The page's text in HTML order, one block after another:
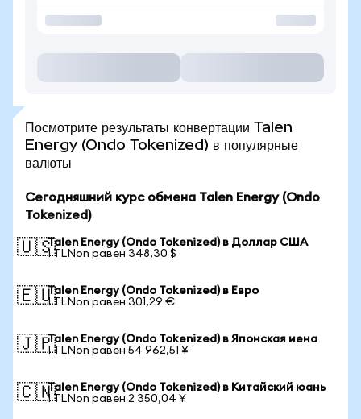
Посмотрите результаты конвертации Talen
Energy (Ondo Tokenized) в популярные
валюты
Сегодняшний курс обмена Talen Energy (Ondo
Tokenized)
🇺🇸Talen Energy (Ondo Tokenized) в Доллар США
1 TLNon равен 348,30 $
🇪🇺Talen Energy (Ondo Tokenized) в Евро
1 TLNon равен 301,29 €
🇯🇵Talen Energy (Ondo Tokenized) в Японская иена
1 TLNon равен 54 962,51 ¥
🇨🇳Talen Energy (Ondo Tokenized) в Китайский юань
1 TLNon равен 2 350,04 ¥